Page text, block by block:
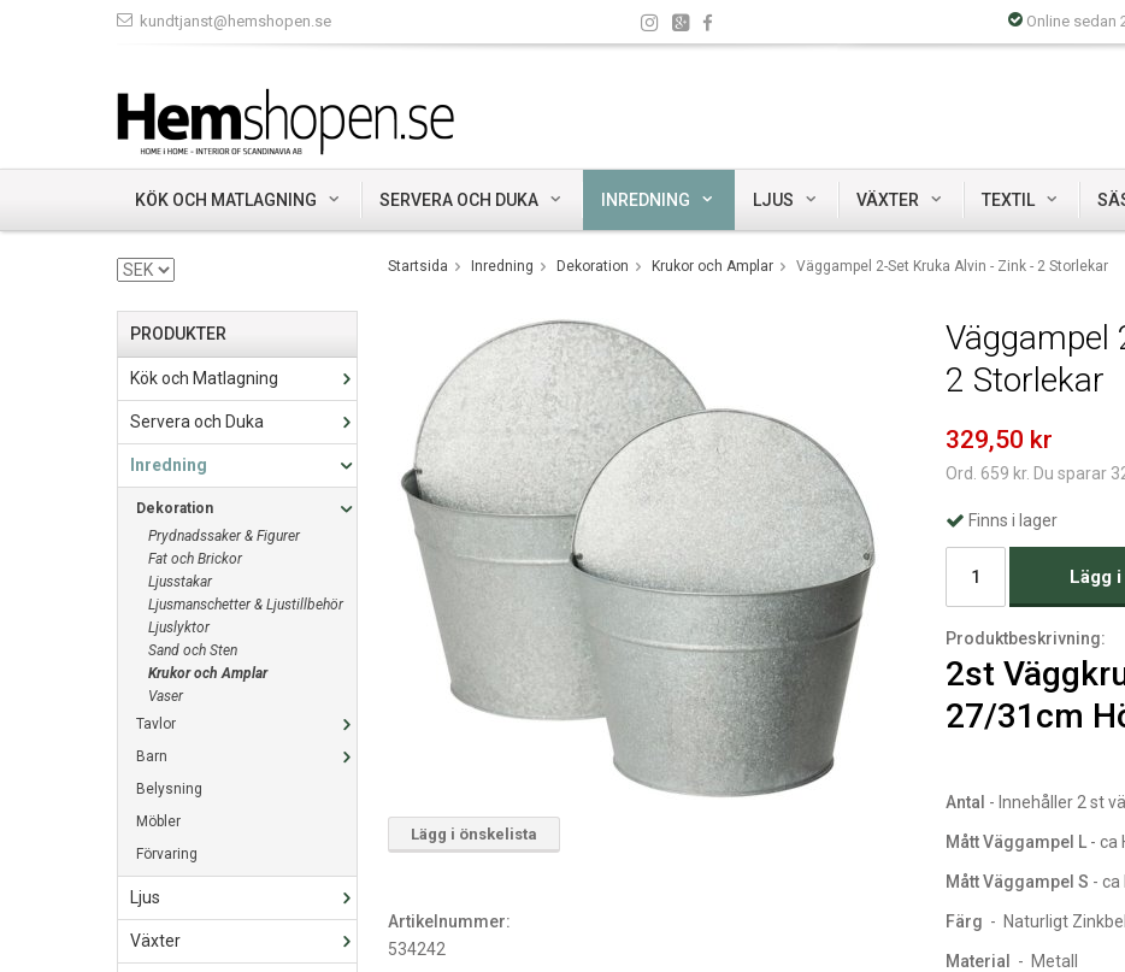
kundtjanst@hemshopen.se Online sedan
KÖK OCH MATLAGNING SERVERA OCH DUKA INREDNING LJUS VÄXTER TEXTIL
PRODUKTER
Kök och Matlagning
Servera och Duka
Inredning
Dekoration
Prydnadssaker & Figurer
Fat och Brickor
Ljusstakar
Ljusmanschetter & Ljustillbehör
Ljuslyktor
Sand och Sten
Krukor och Amplar
Vaser
Tavlor
Barn
Belysning
Möbler
Förvaring
Ljus
Växter
Startsida Inredning Dekoration Krukor och Amplar Väggampel 2-Set Kruka Alvin - Zink - 2 Storlekar
Väggampel
2 Storlekar
329,50 kr
Ord. 659 kr. Du sparar
Finns i lager
Lägg
Produktbeskrivning:
2st
27/31cm
Antal - Innehåller 2 st
Mått Väggampel L - ca
Mått Väggampel S - ca
Färg - Naturligt
Material - Metall
Lägg i önskelista
Artikelnummer:
534242